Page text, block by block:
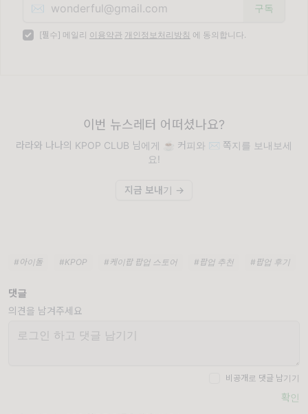
✉️
[필수] 메일리 이용약관 개인정보처리방침 에 동의합니다.
이번 뉴스레터 어떠셨나요?
라라와 나나의 KPOP CLUB 님에게 ☕️ 커피와 ✉️ 쪽지를 보내보세
요!
지금 보내기 →
#아이돌 #KPOP #케이팝 팝업 스토어 #팝업 추천 #팝업 후기
댓글
의견을 남겨주세요
비공개로 댓글 남기기
확인